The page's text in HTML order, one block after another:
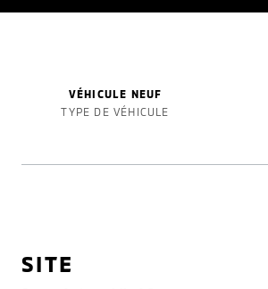
VÉHICULE NEUF
TYPE DE VÉHICULE
SITE